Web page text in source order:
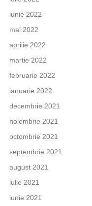
iunie 2022
mai 2022
aprilie 2022
martie 2022
februarie 2022
ianuarie 2022
decembrie 2021
noiembrie 2021
octombrie 2021
septembrie 2021
august 2021
iulie 2021
iunie 2021